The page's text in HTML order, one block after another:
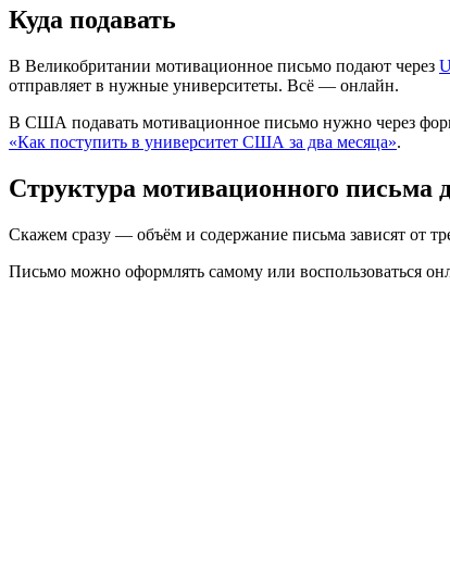
Куда подавать
В Великобритании мотивационное письмо подают через
отправляет в нужные университеты. Всё — онлайн.
В США подавать мотивационное письмо нужно через
«Как поступить в университет США за два месяца».
Структура мотивационного письма
Скажем сразу — объём и содержание письма зависят от
Письмо можно оформлять самому или воспользоваться